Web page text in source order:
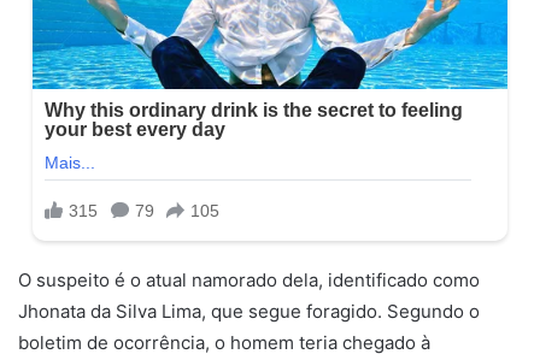
O suspeito é o atual namorado dela, identificado como
Jhonata da Silva Lima, que segue foragido. Segundo o
boletim de ocorrência, o homem teria chegado à